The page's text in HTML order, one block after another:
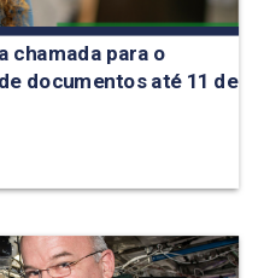
chamada para o
documentos até 11 de